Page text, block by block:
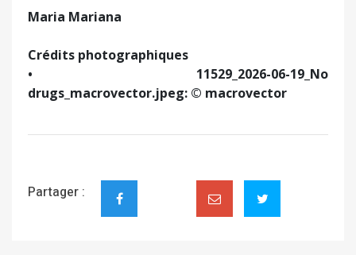
Maria Mariana
Crédits photographiques
• 11529_2026-06-19_No
drugs_macrovector.jpeg: © macrovector
Partager :